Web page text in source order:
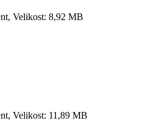
Velikost: 8,92 MB
Velikost: 11,89 MB